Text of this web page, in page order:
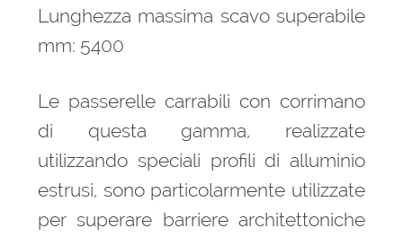
Lunghezza massima scavo superabile
mm: 5400
Le passerelle carrabili con corrimano
di questa gamma, realizzate
utilizzando speciali profili di alluminio
estrusi, sono particolarmente utilizzate
per superare barriere architettoniche